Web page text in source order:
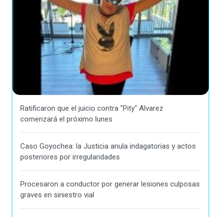
Ratificaron que el juicio contra "Pity" Alvarez
comenzará el próximo lunes
Caso Goyochea: la Justicia anula indagatorias y actos
posteriores por irregularidades
Procesaron a conductor por generar lesiones culposas
graves en siniestro vial